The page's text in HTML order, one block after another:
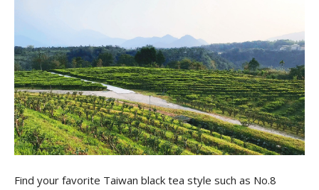
Find your favorite Taiwan black tea style such as No.8